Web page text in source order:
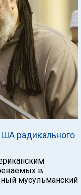
радикального
в
мусульманский